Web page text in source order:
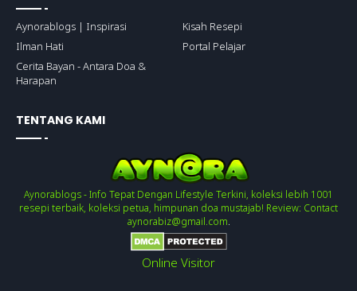
Aynorablogs | Inspirasi
Kisah Resepi
Ilman Hati
Portal Pelajar
Cerita Bayan - Antara Doa &
Harapan
TENTANG KAMI
Aynorablogs - Info Tepat Dengan Lifestyle Terkini, koleksi lebih 1001
resepi terbaik, koleksi petua, himpunan doa mustajab! Review: Contact
aynorabiz@gmail.com.
Online Visitor